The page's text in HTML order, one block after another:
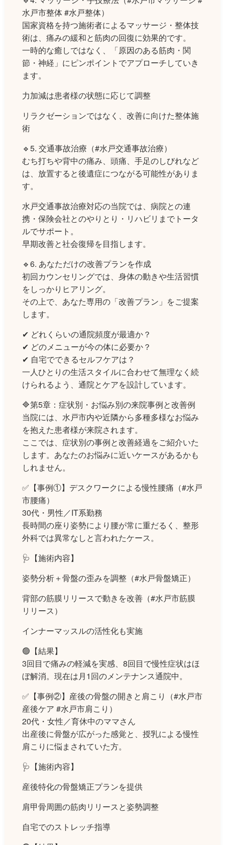
水戸市整体 #水戸整体）
国家資格を持つ施術者によるマッサージ・整体技
術は、痛みの緩和と筋肉の回復に効果的です。
一時的な癒しではなく、「原因のある筋肉・関
節・神経」にピンポイントでアプローチしていき
ます。
力加減は患者様の状態に応じて調整
リラクゼーションではなく、改善に向けた整体施
術
🔹5. 交通事故治療（#水戸交通事故治療）
むち打ちや背中の痛み、頭痛、手足のしびれなど
は、放置すると後遺症につながる可能性がありま
す。
水戸交通事故治療対応の当院では、病院との連
携・保険会社とのやりとり・リハビリまでトータ
ルでサポート。
早期改善と社会復帰を目指します。
🔹6. あなただけの改善プランを作成
初回カウンセリングでは、身体の動きや生活習慣
をしっかりヒアリング。
その上で、あなた専用の「改善プラン」をご提案
します。
✔︎ どれくらいの通院頻度が最適か？
✔︎ どのメニューが今の体に必要か？
✔︎ 自宅でできるセルフケアは？
一人ひとりの生活スタイルに合わせて無理なく続
けられるよう、通院とケアを設計しています。
🔷第5章：症状別・お悩み別の来院事例と改善例
当院には、水戸市内や近隣から多種多様なお悩み
を抱えた患者様が来院されます。
ここでは、症状別の事例と改善経過をご紹介いた
します。あなたのお悩みに近いケースがあるかも
しれません。
✅【事例①】デスクワークによる慢性腰痛（#水戸
市腰痛）
30代・男性／IT系勤務
長時間の座り姿勢により腰が常に重だるく、整形
外科では異常なしと言われたケース。
🩺【施術内容】
姿勢分析＋骨盤の歪みを調整（#水戸骨盤矯正）
背部の筋膜リリースで動きを改善（#水戸市筋膜
リリース）
インナーマッスルの活性化も実施
🟢【結果】
3回目で痛みの軽減を実感、8回目で慢性症状はほ
ぼ解消。現在は月1回のメンテナンス通院中。
✅【事例②】産後の骨盤の開きと肩こり（#水戸市
産後ケア #水戸市肩こり）
20代・女性／育休中のママさん
出産後に骨盤が広がった感覚と、授乳による慢性
肩こりに悩まされていた方。
🩺【施術内容】
産後特化の骨盤矯正プランを提供
肩甲骨周囲の筋肉リリースと姿勢調整
自宅でのストレッチ指導